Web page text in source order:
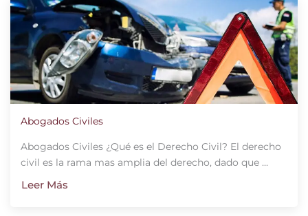
Abogados Civiles
Abogados Civiles ¿Qué es el Derecho Civil? El derecho
civil es la rama mas amplia del derecho, dado que ...
Leer Más